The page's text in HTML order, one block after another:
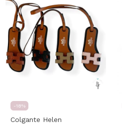
-18%
Colgante Helen